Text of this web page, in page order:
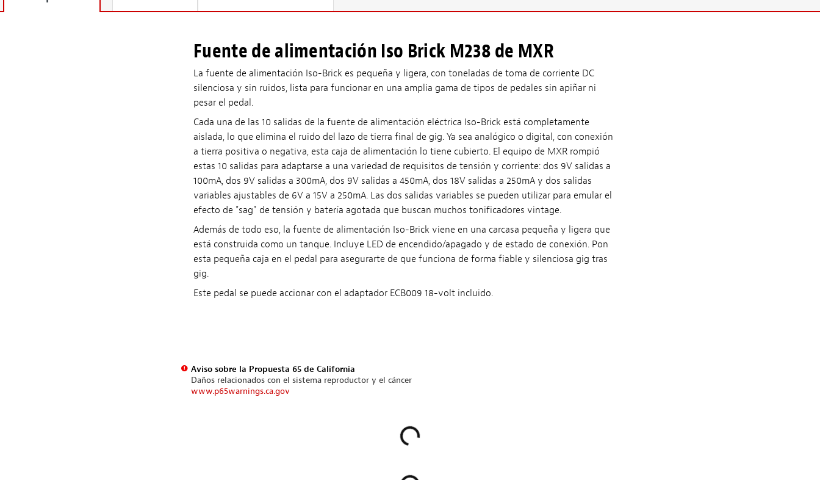
Fuente de alimentación Iso Brick M238 de MXR
La fuente de alimentación Iso-Brick es pequeña y ligera, con toneladas de toma de corriente DC
silenciosa y sin ruidos, lista para funcionar en una amplia gama de tipos de pedales sin apiñar ni
pesar el pedal.
Cada una de las 10 salidas de la fuente de alimentación eléctrica Iso-Brick está completamente
aislada, lo que elimina el ruido del lazo de tierra final de gig. Ya sea analógico o digital, con conexión
a tierra positiva o negativa, esta caja de alimentación lo tiene cubierto. El equipo de MXR rompió
estas 10 salidas para adaptarse a una variedad de requisitos de tensión y corriente: dos 9V salidas a
100mA, dos 9V salidas a 300mA, dos 9V salidas a 450mA, dos 18V salidas a 250mA y dos salidas
variables ajustables de 6V a 15V a 250mA. Las dos salidas variables se pueden utilizar para emular el
efecto de "sag" de tensión y batería agotada que buscan muchos tonificadores vintage.
Además de todo eso, la fuente de alimentación Iso-Brick viene en una carcasa pequeña y ligera que
está construida como un tanque. Incluye LED de encendido/apagado y de estado de conexión. Pon
esta pequeña caja en el pedal para asegurarte de que funciona de forma fiable y silenciosa gig tras
gig.
Este pedal se puede accionar con el adaptador ECB009 18-volt incluido.
Aviso sobre la Propuesta 65 de California
Daños relacionados con el sistema reproductor y el cáncer
www.p65warnings.ca.gov